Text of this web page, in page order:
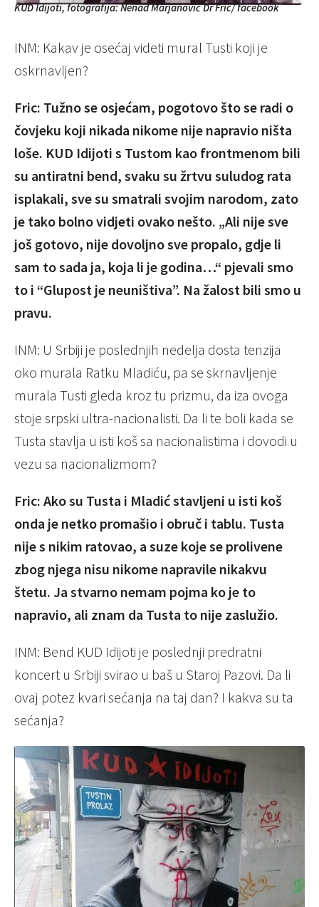
KUD Idijoti, fotografija: Nenad Marjanović Dr Fric/ facebook
INM: Kakav je osećaj videti mural Tusti koji je
oskrnavljen?
Fric: Tužno se osjećam, pogotovo što se radi o
čovjeku koji nikada nikome nije napravio ništa
loše. KUD Idijoti s Tustom kao frontmenom bili
su antiratni bend, svaku su žrtvu suludog rata
isplakali, sve su smatrali svojim narodom, zato
je tako bolno vidjeti ovako nešto. „Ali nije sve
još gotovo, nije dovoljno sve propalo, gdje li
sam to sada ja, koja li je godina…“ pjevali smo
to i “Glupost je neuništiva”. Na žalost bili smo u
pravu.
INM: U Srbiji je poslednjih nedelja dosta tenzija
oko murala Ratku Mladiću, pa se skrnavljenje
murala Tusti gleda kroz tu prizmu, da iza ovoga
stoje srpski ultra-nacionalisti. Da li te boli kada se
Tusta stavlja u isti koš sa nacionalistima i dovodi u
vezu sa nacionalizmom?
Fric: Ako su Tusta i Mladić stavljeni u isti koš
onda je netko promašio i obruč i tablu. Tusta
nije s nikim ratovao, a suze koje se prolivene
zbog njega nisu nikome napravile nikakvu
štetu. Ja stvarno nemam pojma ko je to
napravio, ali znam da Tusta to nije zaslužio.
INM: Bend KUD Idijoti je poslednji predratni
koncert u Srbiji svirao u baš u Staroj Pazovi. Da li
ovaj potez kvari sećanja na taj dan? I kakva su ta
sećanja?